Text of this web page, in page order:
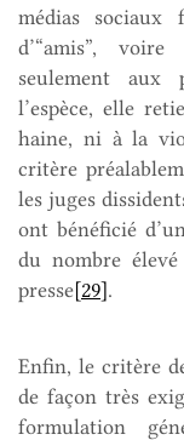
médias sociaux
d’“amis”,
seulement aux
l’espèce, elle
haine, ni à la
critère
les juges
ont bénéficié
du nombre
presse[29].
Enfin, le critère
de façon très
formulation